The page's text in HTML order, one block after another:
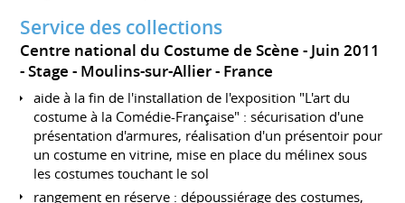
Service des collections
Centre national du Costume de Scène
Juin 2011
Stage
Moulins-sur-Allier France
aide à la fin de l'installation de l'exposition "L'art du
costume à la Comédie-Française" : sécurisation d'une
présentation d'armures, réalisation d'un présentoir pour
un costume en vitrine, mise en place du mélinex sous
les costumes touchant le sol
rangement en réserve : dépoussiérage des costumes,